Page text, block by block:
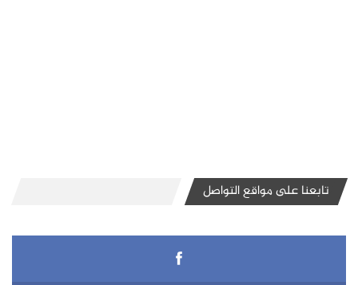
تابعنا على مواقع التواصل